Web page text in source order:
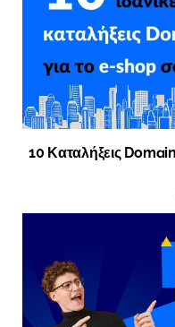
10 Καταλήξεις